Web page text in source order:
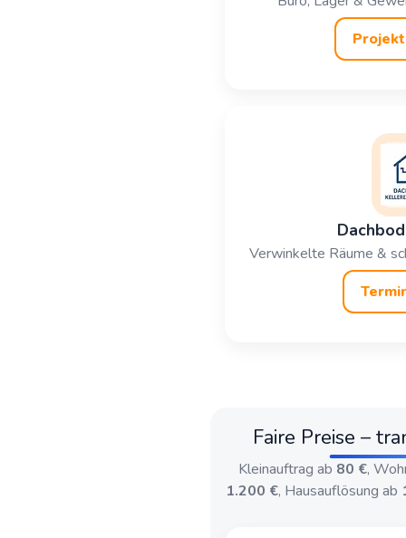
Verwinkelte Räume &
Faire Preise –
Kleinauftrag ab 80 €,
1.200 €, Hausauflösung ab